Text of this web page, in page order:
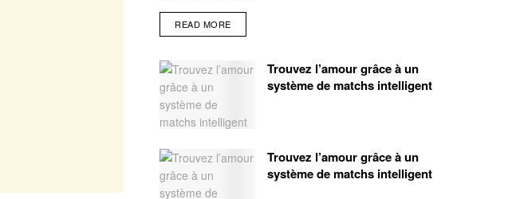
READ MORE
Trouvez l’amour grâce à un
système de matchs intelligent
Trouvez l’amour grâce à un
système de matchs intelligent